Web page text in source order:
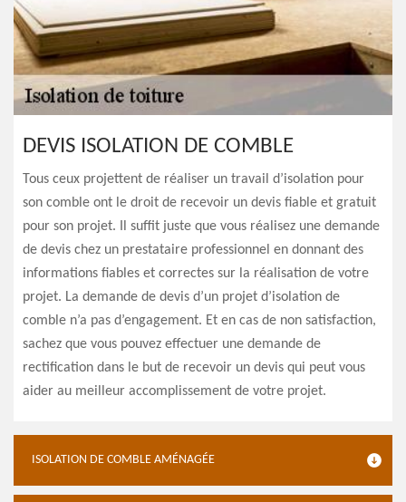
DEVIS ISOLATION DE COMBLE
Tous ceux projettent de réaliser un travail d’isolation pour
son comble ont le droit de recevoir un devis fiable et gratuit
pour son projet. Il suffit juste que vous réalisez une demande
de devis chez un prestataire professionnel en donnant des
informations fiables et correctes sur la réalisation de votre
projet. La demande de devis d’un projet d’isolation de
comble n’a pas d’engagement. Et en cas de non satisfaction,
sachez que vous pouvez effectuer une demande de
rectification dans le but de recevoir un devis qui peut vous
aider au meilleur accomplissement de votre projet.
ISOLATION DE COMBLE AMÉNAGÉE